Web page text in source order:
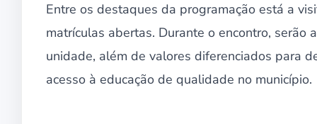
Entre os destaques da programação está a
matrículas abertas. Durante o encontro,
unidade, além de valores diferenciados para
acesso à educação de qualidade no município.